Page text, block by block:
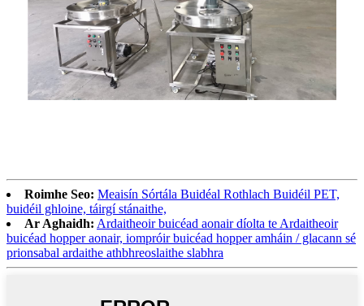
Roimhe Seo: Meaisín Sórtála Buidéal Rothlach Buidéil PET,
buidéil ghloine, táirgí stánaithe,
Ar Aghaidh: Ardaitheoir buicéad aonair díolta te Ardaitheoir
buicéad hopper aonair, iompróir buicéad hopper amháin / glacann sé
prionsabal ardaithe athbhreoslaithe slabhra